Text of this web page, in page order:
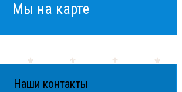
Мы на карте
Наши контакты